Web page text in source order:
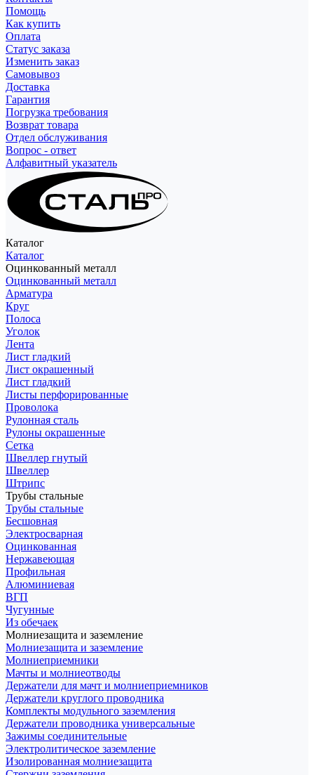
Помощь
Как купить
Оплата
Статус заказа
Изменить заказ
Самовывоз
Доставка
Гарантия
Погрузка требования
Возврат товара
Отдел обслуживания
Вопрос - ответ
Алфавитный указатель
Каталог
Каталог
Оцинкованный металл
Оцинкованный металл
Арматура
Круг
Полоса
Уголок
Лента
Лист гладкий
Лист окрашенный
Лист гладкий
Листы перфорированные
Проволока
Рулонная сталь
Рулоны окрашенные
Сетка
Швеллер гнутый
Швеллер
Штрипс
Трубы стальные
Трубы стальные
Бесшовная
Электросварная
Оцинкованная
Нержавеющая
Профильная
Алюминиевая
ВГП
Чугунные
Из обечаек
Молниезащита и заземление
Молниезащита и заземление
Молниеприемники
Мачты и молниеотводы
Держатели для мачт и молниеприемников
Держатели круглого проводника
Комплекты модульного заземления
Держатели проводника универсальные
Зажимы соединительные
Электролитическое заземление
Изолированная молниезащита